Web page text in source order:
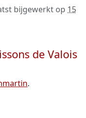
bijgewerkt op 15
de Valois
.